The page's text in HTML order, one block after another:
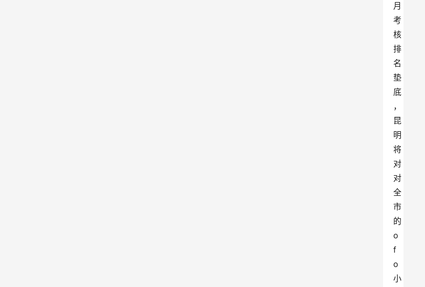
月
考
核
排
名
垫
底
，
昆
明
将
对
对
全
市
的
o
f
o
小